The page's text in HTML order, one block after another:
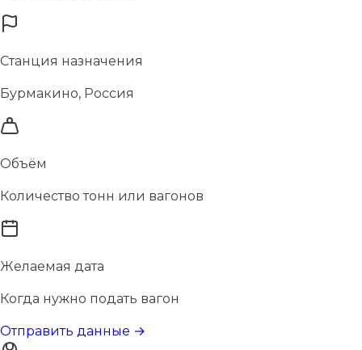
Станция назначения
Бурмакино, Россия
Объём
Количество тонн или вагонов
Желаемая дата
Когда нужно подать вагон
Отправить данные →